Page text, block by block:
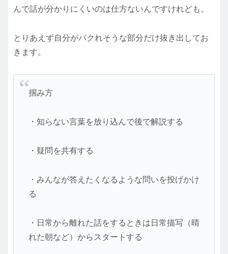
んで話が分かりにくいのは仕方ないんですけれども。
とりあえず自分がパクれそうな部分だけ抜き出してお
きます。
掴み方
・知らない言葉を放り込んで後で解説する
・疑問を共有する
・みんなが答えたくなるような問いを投げかけ
る
・日常から離れた話をするときは日常描写（晴
れた朝など）からスタートする